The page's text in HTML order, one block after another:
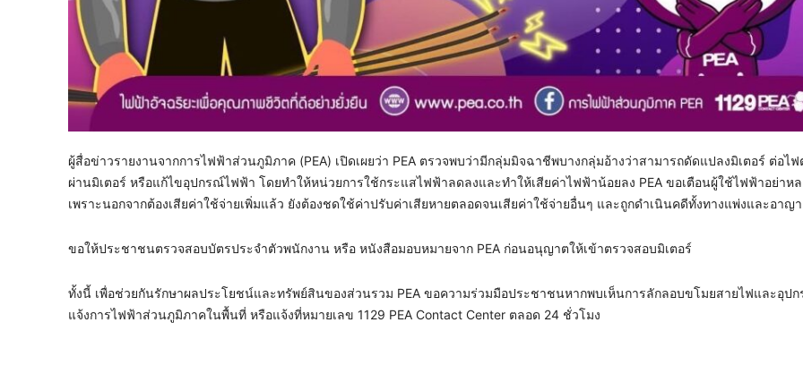
ผู้สื่อข่าวรายงานจากการไฟฟ้าส่วนภูมิภาค (PEA) เปิดเผยว่า PEA ตรวจพบว่ามีกลุ่มมิจฉาชีพบางกลุ่มอ้างว่าสามารถดัดแปลงมิเตอร์ ต่อไฟ
ผ่านมิเตอร์ หรือแก้ไขอุปกรณ์ไฟฟ้า โดยทำให้หน่วยการใช้กระแสไฟฟ้าลดลงและทำให้เสียค่าไฟฟ้าน้อยลง PEA ขอเตือนผู้ใช้ไฟฟ้าอย่าหล
เพราะนอกจากต้องเสียค่าใช้จ่ายเพิ่มแล้ว ยังต้องชดใช้ค่าปรับค่าเสียหายตลอดจนเสียค่าใช้จ่ายอื่นๆ และถูกดำเนินคดีทั้งทางแพ่งและอาญา
ขอให้ประชาชนตรวจสอบบัตรประจำตัวพนักงาน หรือ หนังสือมอบหมายจาก PEA ก่อนอนุญาตให้เข้าตรวจสอบมิเตอร์
ทั้งนี้ เพื่อช่วยกันรักษาผลประโยชน์และทรัพย์สินของส่วนรวม PEA ขอความร่วมมือประชาชนหากพบเห็นการลักลอบขโมยสายไฟและอุป
แจ้งการไฟฟ้าส่วนภูมิภาคในพื้นที่ หรือแจ้งที่หมายเลข 1129 PEA Contact Center ตลอด 24 ชั่วโมง